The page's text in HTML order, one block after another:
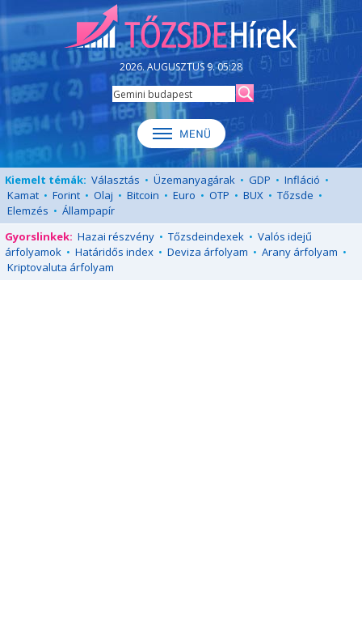
2026. AUGUSZTUS 9. 05:28
Kiemelt témák: Választás • Üzemanyagárak • GDP • Infláció •
Kamat • Forint • Olaj • Bitcoin • Euro • OTP • BUX • Tőzsde •
Elemzés • Állampapír
Gyorslinkek: Hazai részvény • Tőzsdeindexek • Valós idejű
árfolyamok • Határidős index • Deviza árfolyam • Arany árfolyam •
Kriptovaluta árfolyam